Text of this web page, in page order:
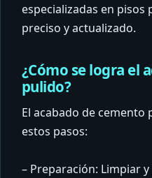
especializadas en
preciso y actualizado.
¿Cómo se logra el
pulido?
El acabado de
estos pasos:
– Preparación: Limpiar